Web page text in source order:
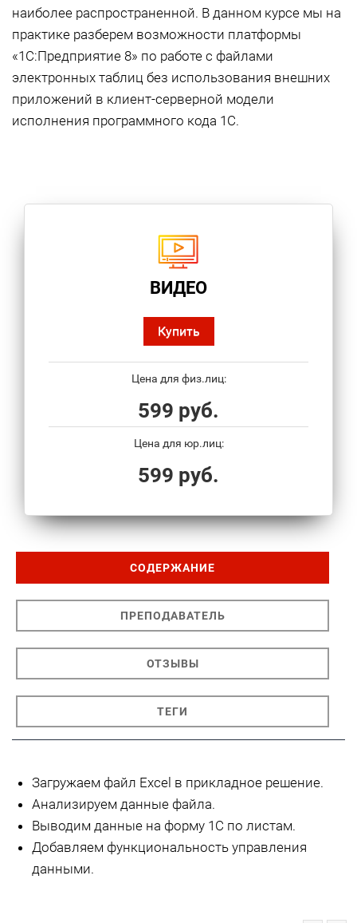
наиболее распространенной. В данном курсе мы на
практике разберем возможности платформы
«1С:Предприятие 8» по работе с файлами
электронных таблиц без использования внешних
приложений в клиент-серверной модели
исполнения программного кода 1С.
ВИДЕО
Купить
Цена для физ.лиц:
599 руб.
Цена для юр.лиц:
599 руб.
СОДЕРЖАНИЕ
ПРЕПОДАВАТЕЛЬ
ОТЗЫВЫ
ТЕГИ
Загружаем файл Excel в прикладное решение.
Анализируем данные файла.
Выводим данные на форму 1С по листам.
Добавляем функциональность управления
данными.